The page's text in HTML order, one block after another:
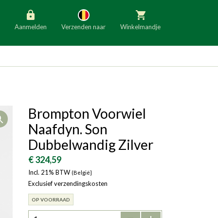
Aanmelden Verzenden naar
Slovenië Italië
Denemarken Finland
Bulgarije
Winkelmandje
Open
Brompton Voorwiel
Naafdyn. Son
Dubbelwandig Zilver
€ 324,59
Incl. 21% BTW (België}
Exclusief verzendingskosten
OP VOORRAAD
- +